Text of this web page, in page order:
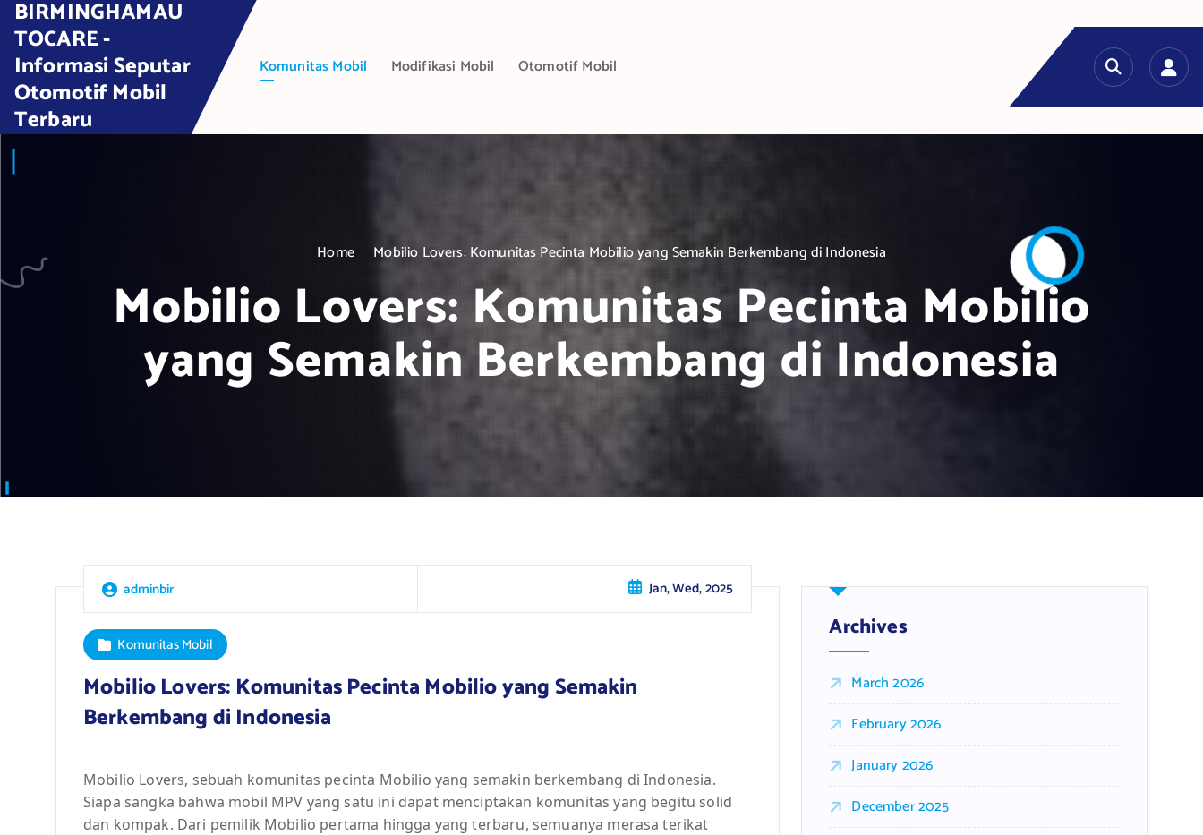
t
BIRMINGHAMAU
TOCARE -
Informasi Seputar
Otomotif Mobil
Terbaru
Komunitas Mobil Modifikasi Mobil Otomotif Mobil
Home Mobilio Lovers: Komunitas Pecinta Mobilio yang Semakin Berkembang di Indonesia
Mobilio Lovers: Komunitas Pecinta Mobilio
yang Semakin Berkembang di Indonesia
adminbir Jan, Wed, 2025
Komunitas Mobil
Mobilio Lovers: Komunitas Pecinta Mobilio yang Semakin
Berkembang di Indonesia
Mobilio Lovers, sebuah komunitas pecinta Mobilio yang semakin berkembang di Indonesia.
Siapa sangka bahwa mobil MPV yang satu ini dapat menciptakan komunitas yang begitu solid
dan kompak. Dari pemilik Mobilio pertama hingga yang terbaru, semuanya merasa terikat
Archives
March 2026
February 2026
January 2026
December 2025